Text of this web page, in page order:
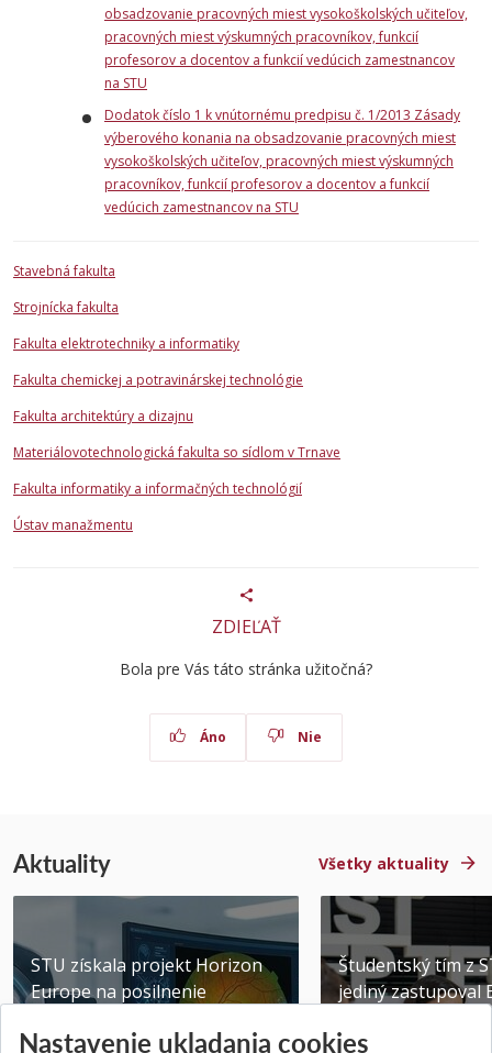
obsadzovanie pracovných miest vysokoškolských učiteľov,
pracovných miest výskumných pracovníkov, funkcií
profesorov a docentov a funkcií vedúcich zamestnancov
na STU
Dodatok číslo 1 k vnútornému predpisu č. 1/2013 Zásady
výberového konania na obsadzovanie pracovných miest
vysokoškolských učiteľov, pracovných miest výskumných
pracovníkov, funkcií profesorov a docentov a funkcií
vedúcich zamestnancov na STU
Stavebná fakulta
Strojnícka fakulta
Fakulta elektrotechniky a informatiky
Fakulta chemickej a potravinárskej technológie
Fakulta architektúry a dizajnu
Materiálovotechnologická fakulta so sídlom v Trnave
Fakulta informatiky a informačných technológií
Ústav manažmentu
ZDIEĽAŤ
Bola pre Vás táto stránka užitočná?
Áno Nie
Aktuality Všetky aktuality
STU získala projekt Horizon
Europe na posilnenie
Publikované 31.07.2026
Študentský tím z
jediný zastupoval
Publikované
Nastavenie ukladania cookies